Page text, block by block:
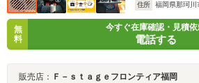
住所
福岡県那珂川
無
料
今すぐ在庫確認・見積
電話する
販売店： Ｆ－ｓｔａｇｅフロンティア福岡